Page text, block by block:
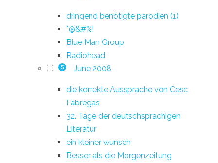
dringend benötigte parodien (1)
*@&#%!
Blue Man Group
Radiohead
5 June 2008
die korrekte Aussprache von Cesc
Fàbregas
32. Tage der deutschsprachigen
Literatur
ein kleiner wunsch
Besser als die Morgenzeitung